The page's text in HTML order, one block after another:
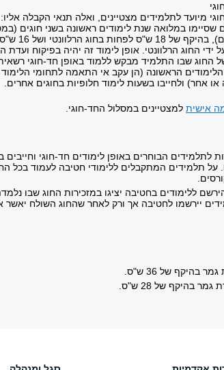
חוגי
מיועד לתלמידים מצטיינים, ואלה תנאי הקבלה אליו:
שסיימו במלואה שנת לימודים ראשונה בשני חוגים
כל אחד
ידי החוג הרלוונטי. אופן לימוד זה יהיה בפיקוח ועדת
החוג שבו התלמיד מבקש ללמוד באופן חד-חוגי
הלימודים הראשונה (הן עקב אי התאמה לתחומי הלימוד
או אחר) ולחייבו בשעות לימוד חלופיות בחוגים אחרים.
אישית למצטיינים במסלול החד-חוגי.
לתלמידים הבוחרים באופן לימודים חד-חוגי וחייבים
על תלמידים המתקבלים ללימודי חטיבה לעמוד בכל
ללימודים בחטיבה יציגו במזכירות החוג שבו
יירשמו לחטיבה אך ורק לאחר שהחוג השולח יאשר
בהיקף של 36 ש"ס.
בהיקף של 28 ש"ס.